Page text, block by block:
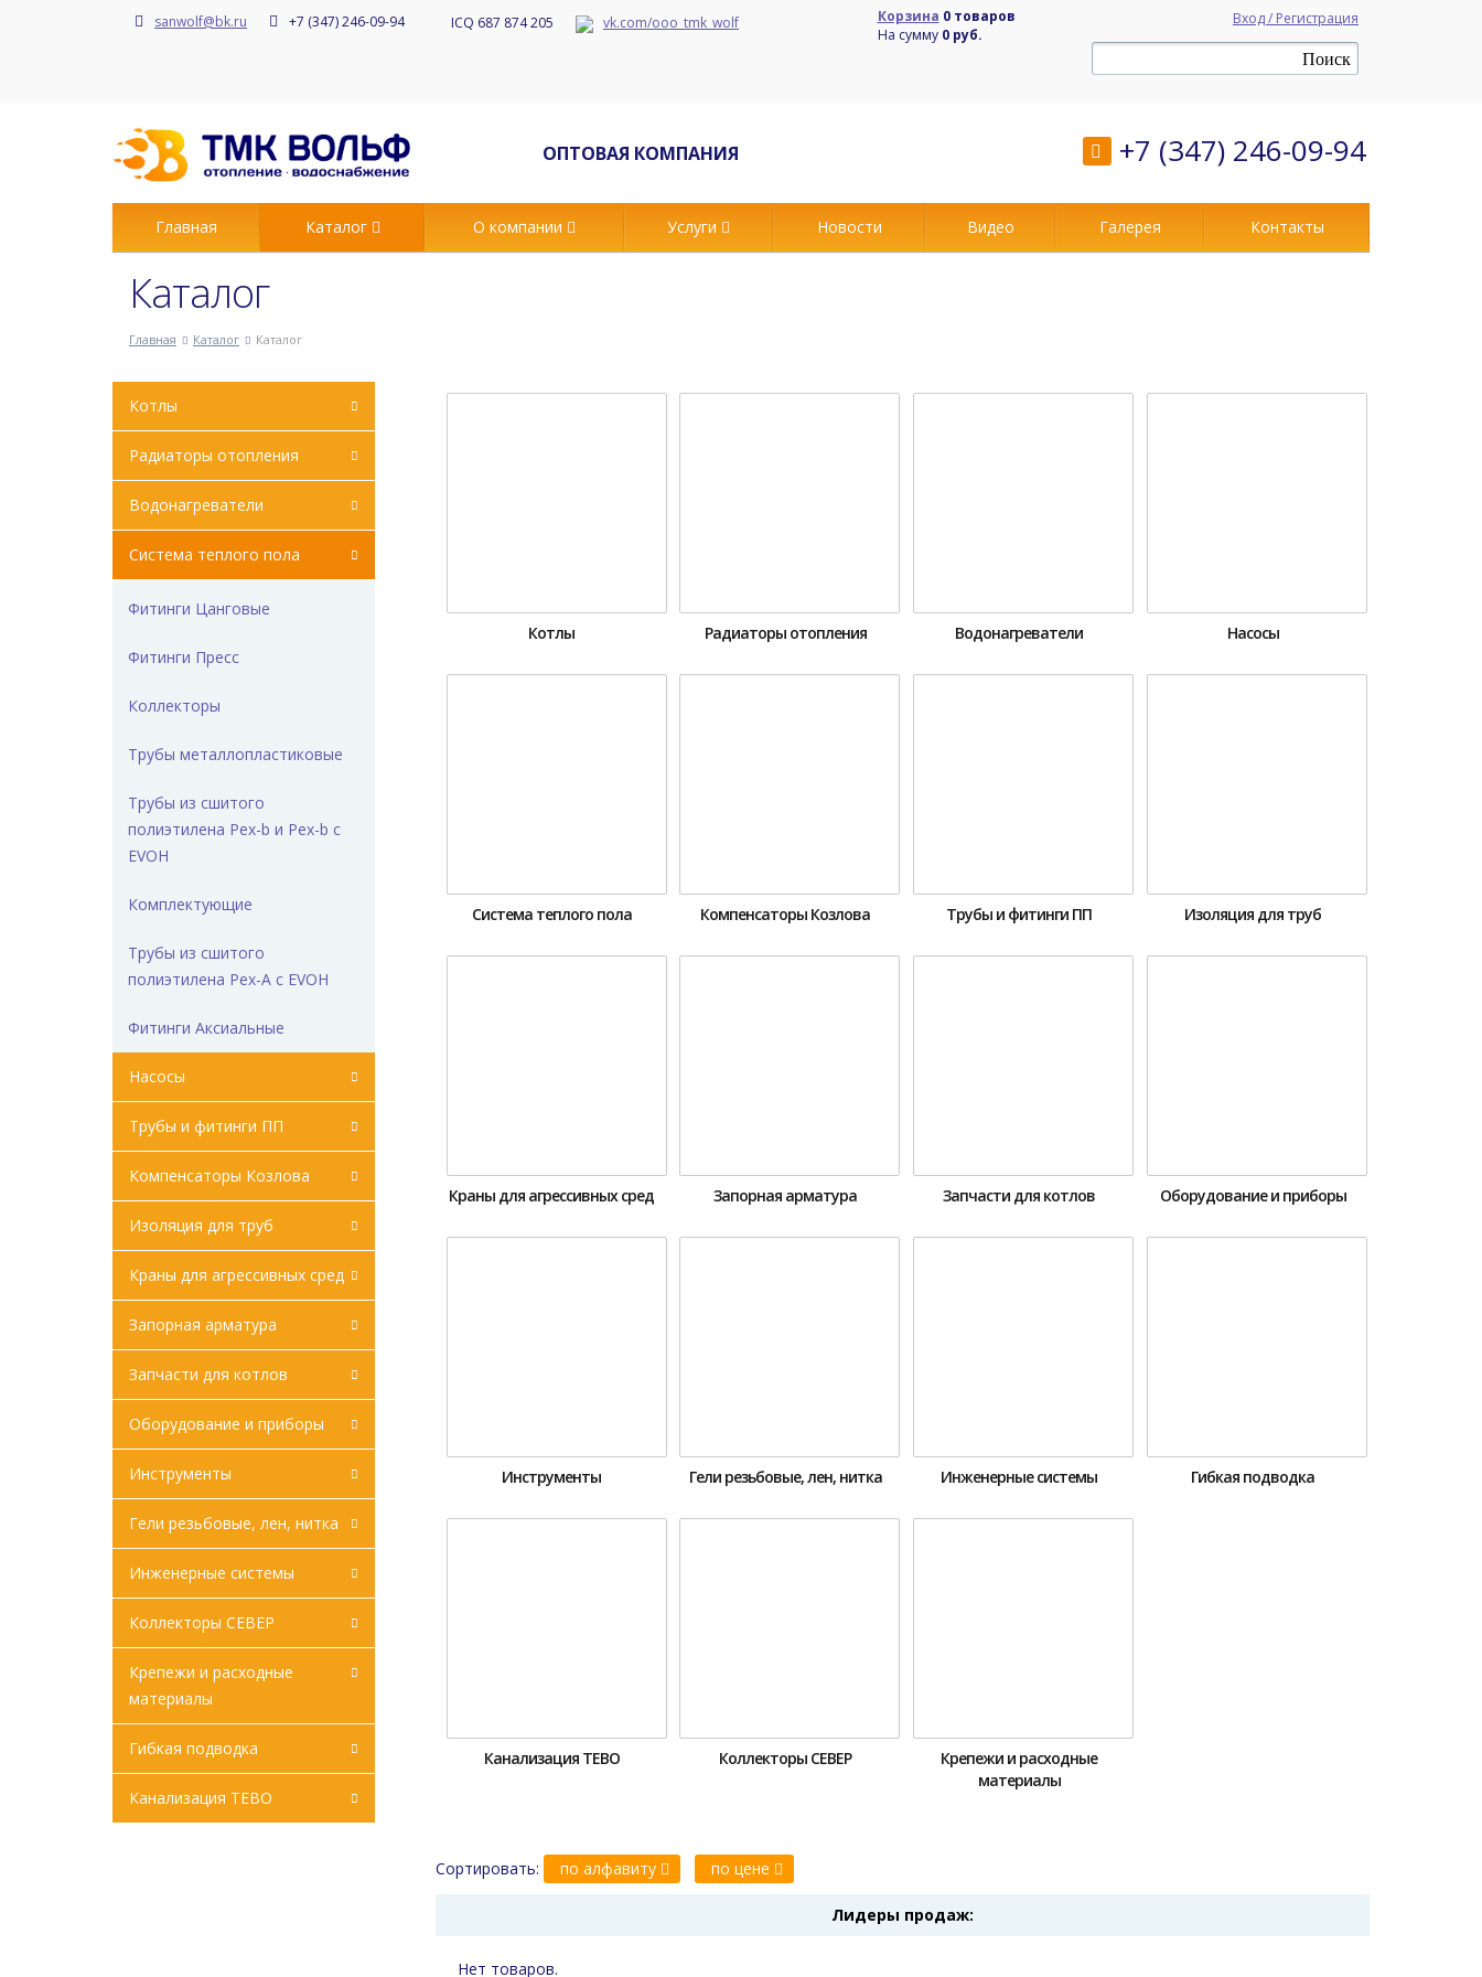
sanwolf@bk.ru +7 (347) 246-09-94 ICQ 687 874 205 vk.com/ooo_tmk_wolf Корзина 0 товаров
На сумму 0 руб.
Вход / Регистрация
ОПТОВАЯ КОМПАНИЯ +7 (347) 246-09-94
Главная Каталог О компании Услуги Новости Видео Галерея Контакты
Каталог
Главная Каталог Каталог
Котлы
Радиаторы отопления
Водонагреватели
Система теплого пола
Фитинги Цанговые
Фитинги Пресс
Коллекторы
Трубы металлопластиковые
Трубы из сшитого
полиэтилена Pex-b и Pex-b с
EVOH
Комплектующие
Трубы из сшитого
полиэтилена Pex-A с EVOH
Фитинги Аксиальные
Насосы
Трубы и фитинги ПП
Компенсаторы Козлова
Изоляция для труб
Краны для агрессивных сред
Запорная арматура
Запчасти для котлов
Оборудование и приборы
Инструменты
Гели резьбовые, лен, нитка
Инженерные системы
Коллекторы СЕВЕР
Крепежи и расходные
материалы
Гибкая подводка
Канализация ТЕВО
Котлы Радиаторы отопления Водонагреватели Насосы
Система теплого пола Компенсаторы Козлова Трубы и фитинги ПП Изоляция для труб
Краны для агрессивных сред Запорная арматура Запчасти для котлов Оборудование и приборы
Инструменты Гели резьбовые, лен, нитка Инженерные системы Гибкая подводка
Канализация ТЕВО Коллекторы СЕВЕР
Крепежи и расходные
материалы
Сортировать: по алфавиту по цене
Лидеры продаж:
Нет товаров.